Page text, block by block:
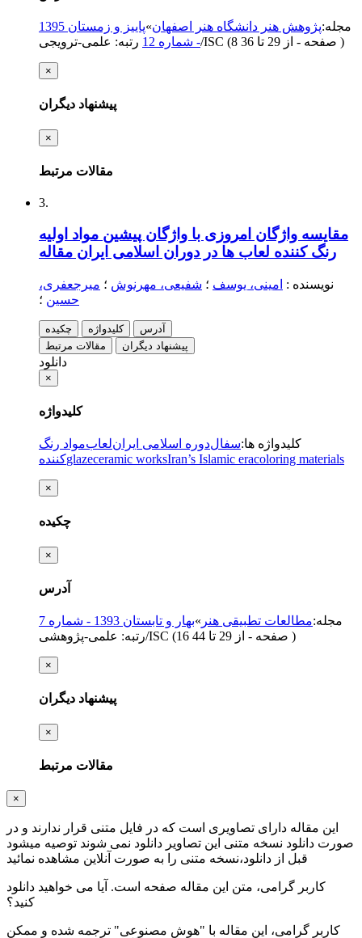
مجله:پژوهش هنر دانشگاه هنر اصفهان»
پاییز و زمستان 1395
- شماره 12رتبه: علمی-ترویجی/ISC (‎8 صفحه - )
×
پیشنهاد دیگران
×
مقالات مرتبط
3.
مقایسه واژگان امروزی با واژگان پیشین مواد اولیه
رنگ کننده لعاب ها در دوران اسلامی ایران مقاله
نویسنده : امینی، یوسف ؛ شفیعی، مهرنوش ؛ میرجعفری،
حسین ؛
چکیده کلیدواژه
آدرس
مقالات مرتبط
پیشنهاد دیگران
دانلود
×
کلیدواژه
کلیدواژه ها:سفالدوره اسلامی ایرانلعابمواد رنگ
کنندهglazeceramic worksIran’s Islamic eracoloring materials
×
چکیده
×
آدرس
مجله:مطالعات تطبیقی هنر »بهار و تابستان 1393 - شماره 7
رتبه: علمی-پژوهشی/ISC
(‎16 صفحه - )
×
پیشنهاد دیگران
×
مقالات مرتبط
×
این مقاله دارای تصاویری است که در فایل متنی قرار ندارند و در
صورت دانلود نسخه متنی این تصاویر دانلود نمی شوند توصیه میشود
قبل از دانلود،نسخه متنی را به صورت آنلاین مشاهده نمائید
کاربر گرامی، متن این مقاله
صفحه است. آیا می خواهید دانلود
کنید؟
کاربر گرامی، این مقاله با "هوش مصنوعی" ترجمه شده و ممکن